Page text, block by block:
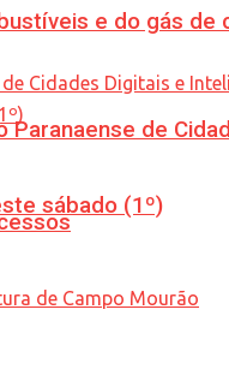
e do gás de
sábado (1º)
de